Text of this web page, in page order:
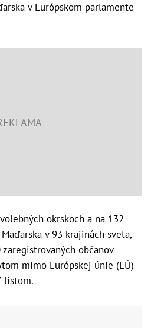
v Európskom parlamente
okrskoch a na 132
v 93 krajinách sveta,
občanov
mimo Európskej únie (EÚ)
listom.